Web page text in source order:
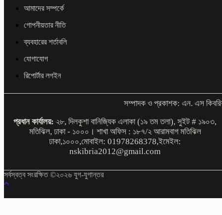
আমাদের সম্পর্কে
গোপনীয়তার নীতি
ব্যবহারের শর্তাবলি
যোগাযোগ
রিপোর্টার লগইন
সম্পাদক ও প্রকাশক: এন. এস
প্রধান কার্যালয়: ২৮, দিলকুশা বানিজ্যিক এলাকা (১৯ তম তলা), সুইট # ১৯০৩,
মতিঝিল, ঢাকা - ১০০০। শাখা অফিস : ১৮৭/২ আরামবাগ মতিঝিল
ঢাকা,১০০০,মোবাইল: 01978268378,ইমেইল:
nskibria2012@gmail.com
সর্বস্বত্ব সংরক্ষিত ©২০২৬ যুগ-যুগান্তর